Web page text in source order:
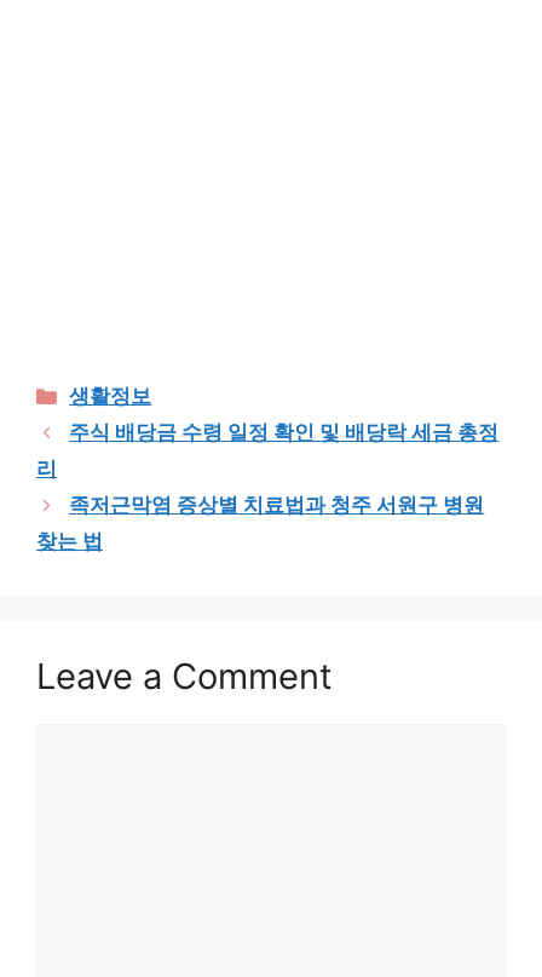
Categories
생활정보
주식 배당금 수령 일정 확인 및 배당락 세금 총정
리
족저근막염 증상별 치료법과 청주 서원구 병원
찾는 법
Leave a Comment